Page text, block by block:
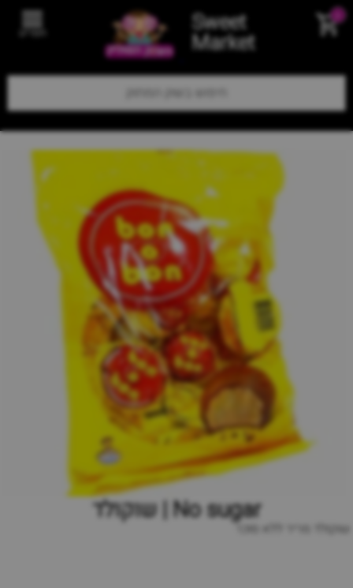
Sweet
Market תפריט
No sugar | שוקולד
שוקולד מריר ללא סוכר